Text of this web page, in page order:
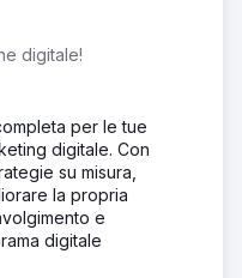
digitale!
per le tue
digitale. Con
su misura,
la propria
e
digitale